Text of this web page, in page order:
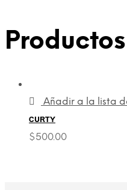
Añadir a la lista
CURTY
$500.00